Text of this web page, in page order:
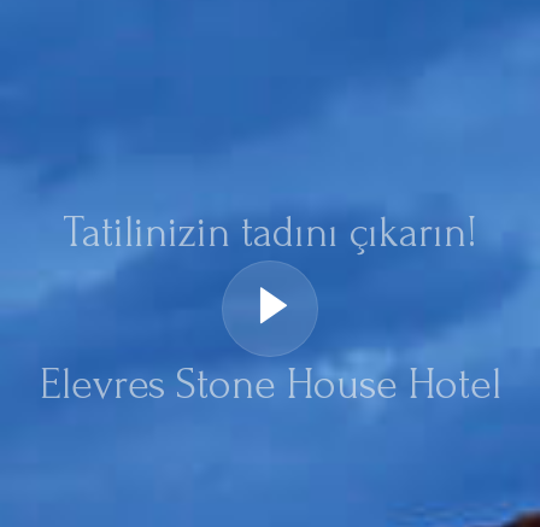
Tatilinizin tadını çıkarın!
Elevres Stone House Hotel